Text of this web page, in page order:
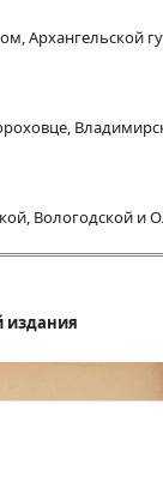
Архангельской
Вологодской и
издания